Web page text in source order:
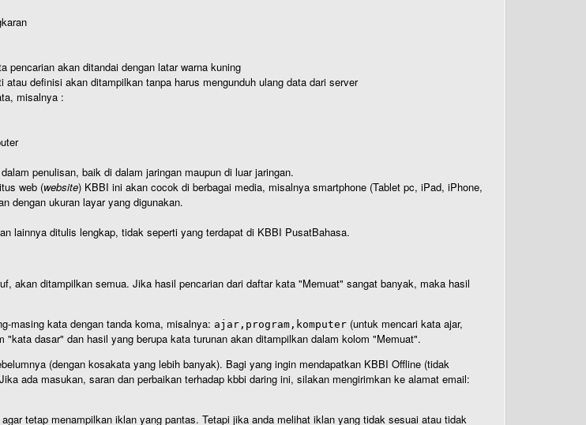
akan ditandai dengan latar warna kuning
definisi akan ditampilkan tanpa harus mengunduh ulang data dari server
misalnya :
penulisan, baik di dalam jaringan maupun di luar jaringan.
web (website) KBBI ini akan cocok di berbagai media, misalnya smartphone (Tablet pc, iPad, iPhone,
dengan ukuran layar yang digunakan.
lainnya ditulis lengkap, tidak seperti yang terdapat di KBBI PusatBahasa.
akan ditampilkan semua. Jika hasil pencarian dari daftar kata "Memuat" sangat banyak, maka hasil
masing kata dengan tanda koma, misalnya: ajar,program,komputer (untuk mencari kata ajar,
dasar" dan hasil yang berupa kata turunan akan ditampilkan dalam kolom "Memuat".
(dengan kosakata yang lebih banyak). Bagi yang ingin mendapatkan KBBI Offline (tidak
ada masukan, saran dan perbaikan terhadap kbbi daring ini, silakan mengirimkan ke alamat email:
tetap menampilkan iklan yang pantas. Tetapi jika anda melihat iklan yang tidak sesuai atau tidak